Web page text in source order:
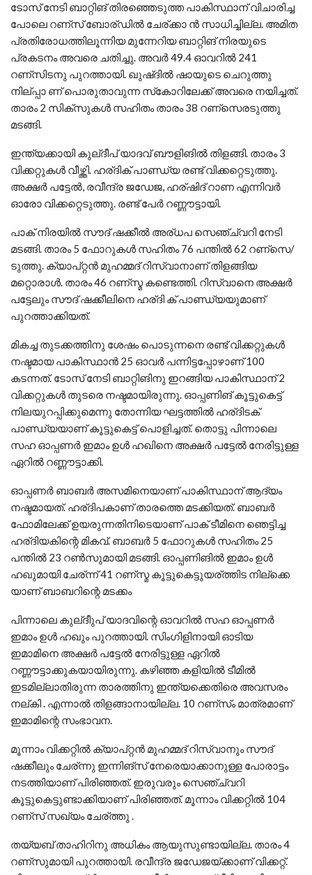
ടോസ് നേടി ബാറ്റിങ് തിരഞ്ഞെടുത്ത പാകിസ്ഥാന് വിചാരിച്ച
പോലെ റണ്സ് ബോര്ഡില്‍ ചേര്ക്കാ ന്‍ സാധിച്ചില്ല. അമിത
പ്രതിരോധത്തിലൂന്നിയ മുന്നേറിയ ബാറ്റിങ് നിരയുടെ
പ്രകടനം അവരെ ചതിച്ചു. അവര്‍ 49.4 ഓവറില്‍ 241
റണ്സിടനു പുറത്തായി. ഖുഷ്ദില്‍ ഷായുടെ ചെറുത്തു
നില്പ്പാ ണ് പൊരുതാവുന്ന സ്‌കോറിലേക്ക് അവരെ നയിച്ചത്.
താരം 2 സിക്സുകള്‍ സഹിതം താരം 38 റണ്സെരടുത്തു
മടങ്ങി.
ഇന്ത്യക്കായി കുല്ദീപ് യാദവ് ബൗളിങില്‍ തിളങ്ങി. താരം 3
വിക്കറ്റുകള്‍ വീഴ്ത്തി. ഹര്ദിക് പാണ്ഡ്യ രണ്ട് വിക്കറ്റെടുത്തു.
അക്ഷര്‍ പട്ടേല്‍, രവീന്ദ്ര ജഡേജ, ഹര്ഷിദ് റാണ എന്നിവര്‍
ഓരോ വിക്കറ്റെടുത്തു. രണ്ട് പേര്‍ റണ്ണൗട്ടായി.
പാക് നിരയില്‍ സൗദ് ഷക്കീല്‍ അര്ധപ സെഞ്ച്വറി നേടി
മടങ്ങി. താരം 5 ഫോറുകള്‍ സഹിതം 76 പന്തില്‍ 62 റണ്സെ/
ടുത്തു. ക്യാപ്റ്റന്‍ മുഹമ്മദ് റിസ്വാനാണ് തിളങ്ങിയ
മറ്റൊരാള്‍. താരം 46 റണ്സ്മ കണ്ടെത്തി. റിസ്വാനെ അക്ഷര്‍
പട്ടേലും സൗദ് ഷക്കീലിനെ ഹര്ദി ക് പാണ്ഡ്യയുമാണ്
പുറത്താക്കിയത്.
മികച്ച തുടക്കത്തിനു ശേഷം പൊടുന്നനെ രണ്ട് വിക്കറ്റുകള്‍
നഷ്ടമായ പാകിസ്ഥാന്‍ 25 ഓവര്‍ പന്നിട്ടപ്പോഴാണ് 100
കടന്നത്. ടോസ് നേടി ബാറ്റിങിനു ഇറങ്ങിയ പാകിസ്ഥാന് 2
വിക്കറ്റുകള്‍ തുടരെ നഷ്ടമായിരുന്നു. ഓപ്പണിങ് കൂട്ടുകെട്ട്
നിലയുറപ്പിക്കുമെന്നു തോന്നിയ ഘട്ടത്തില്‍ ഹര്ദിടക്
പാണ്ഡ്യയാണ് കൂട്ടുകെട്ട് പൊളിച്ചത്. തൊട്ടു പിന്നാലെ
സഹ ഓപ്പണര്‍ ഇമാം ഉള്‍ ഹഖിനെ അക്ഷര്‍ പട്ടേല്‍ നേരിട്ടുള്ള
ഏറില്‍ റണ്ണൗട്ടാക്കി.
ഓപ്പണര്‍ ബാബര്‍ അസമിനെയാണ് പാകിസ്ഥാന് ആദ്യം
നഷ്ടമായത്. ഹര്ദിപകാണ് താരത്തെ മടക്കിയത്. ബാബര്‍
ഫോമിലേക്ക് ഉയരുന്നതിനിടെയാണ് പാക് ടീമിനെ ഞെട്ടിച്ച
ഹര്ദിയകിന്റെ മികവ്. ബാബര്‍ 5 ഫോറുകള്‍ സഹിതം 25
പന്തില്‍ 23 റണ്‍സുമായി മടങ്ങി. ഓപ്പണിങില്‍ ഇമാം ഉള്‍
ഹഖുമായി ചേര്ന്ന് 41 റണ്സ്മ കൂട്ടുകെട്ടുയര്ത്തിട നില്ക്കെ
യാണ് ബാബറിന്റെ മടക്കം
പിന്നാലെ കുല്ദീുപ് യാദവിന്റെ ഓവറില്‍ സഹ ഓപ്പണര്‍
ഇമാം ഉള്‍ ഹഖും പുറത്തായി. സിംഗിളിനായി ഓടിയ
ഇമാമിനെ അക്ഷര്‍ പട്ടേല്‍ നേരിട്ടുള്ള ഏറില്‍
റണ്ണൗട്ടാക്കുകയായിരുന്നു. കഴിഞ്ഞ കളിയില്‍ ടീമില്‍
ഇടമില്ലാതിരുന്ന താരത്തിനു ഇന്ത്യക്കെതിരെ അവസരം
നല്കി . എന്നാല്‍ തിളങ്ങാനായില്ല. 10 റണ്സ്ം മാത്രമാണ്
ഇമാമിന്റെ സംഭാവന.
മൂന്നാം വിക്കറ്റില്‍ ക്യാപ്റ്റന്‍ മുഹമ്മദ് റിസ്വാനും സൗദ്
ഷക്കീലും ചേര്ന്നു ഇന്നിങ്‌സ് നേരെയാക്കാനുള്ള പോരാട്ടം
നടത്തിയാണ് പിരിഞ്ഞത്. ഇരുവരും സെഞ്ച്വറി
കൂട്ടുകെട്ടുണ്ടാക്കിയാണ് പിരിഞ്ഞത്. മൂന്നാം വിക്കറ്റില്‍ 104
റണ്സ് സഖ്യം ചേര്ത്തു .
തയ്യബ് താഹിറിനു അധികം ആയുസുണ്ടായില്ല. താരം 4
റണ്സുമായി പുറത്തായി. രവീന്ദ്ര ജഡേജയ്ക്കാണ് വിക്കറ്റ്.